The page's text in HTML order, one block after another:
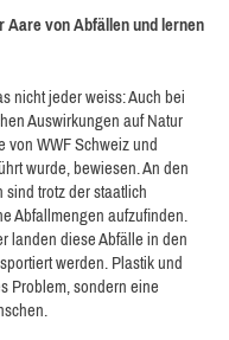
von Abfällen und lernen
nicht jeder weiss: Auch bei
Auswirkungen auf Natur
WWF Schweiz und
wurde, bewiesen. An den
trotz der staatlich
Abfallmengen aufzufinden.
landen diese Abfälle in den
werden. Plastik und
Problem, sondern eine